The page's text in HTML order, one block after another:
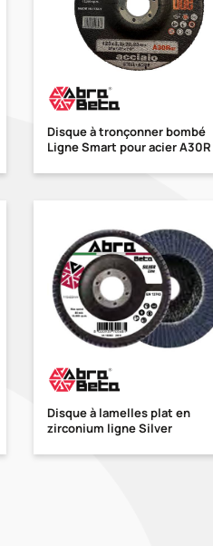
Disque à tronçonner bombé
Ligne Smart pour acier A30R
Disque à lamelles plat en
zirconium ligne Silver